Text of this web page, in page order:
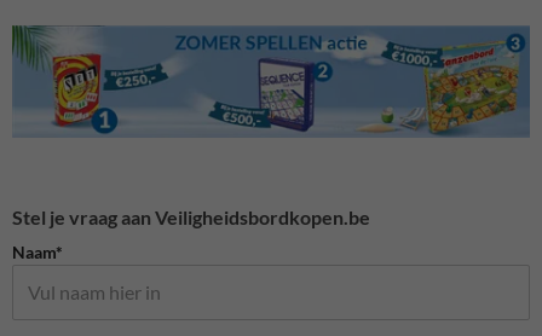
Stel je vraag aan Veiligheidsbordkopen.be
Naam*